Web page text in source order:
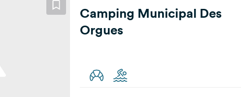
Camping Municipal Des
Orgues